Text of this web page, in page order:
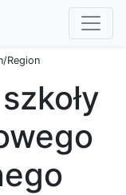
Region